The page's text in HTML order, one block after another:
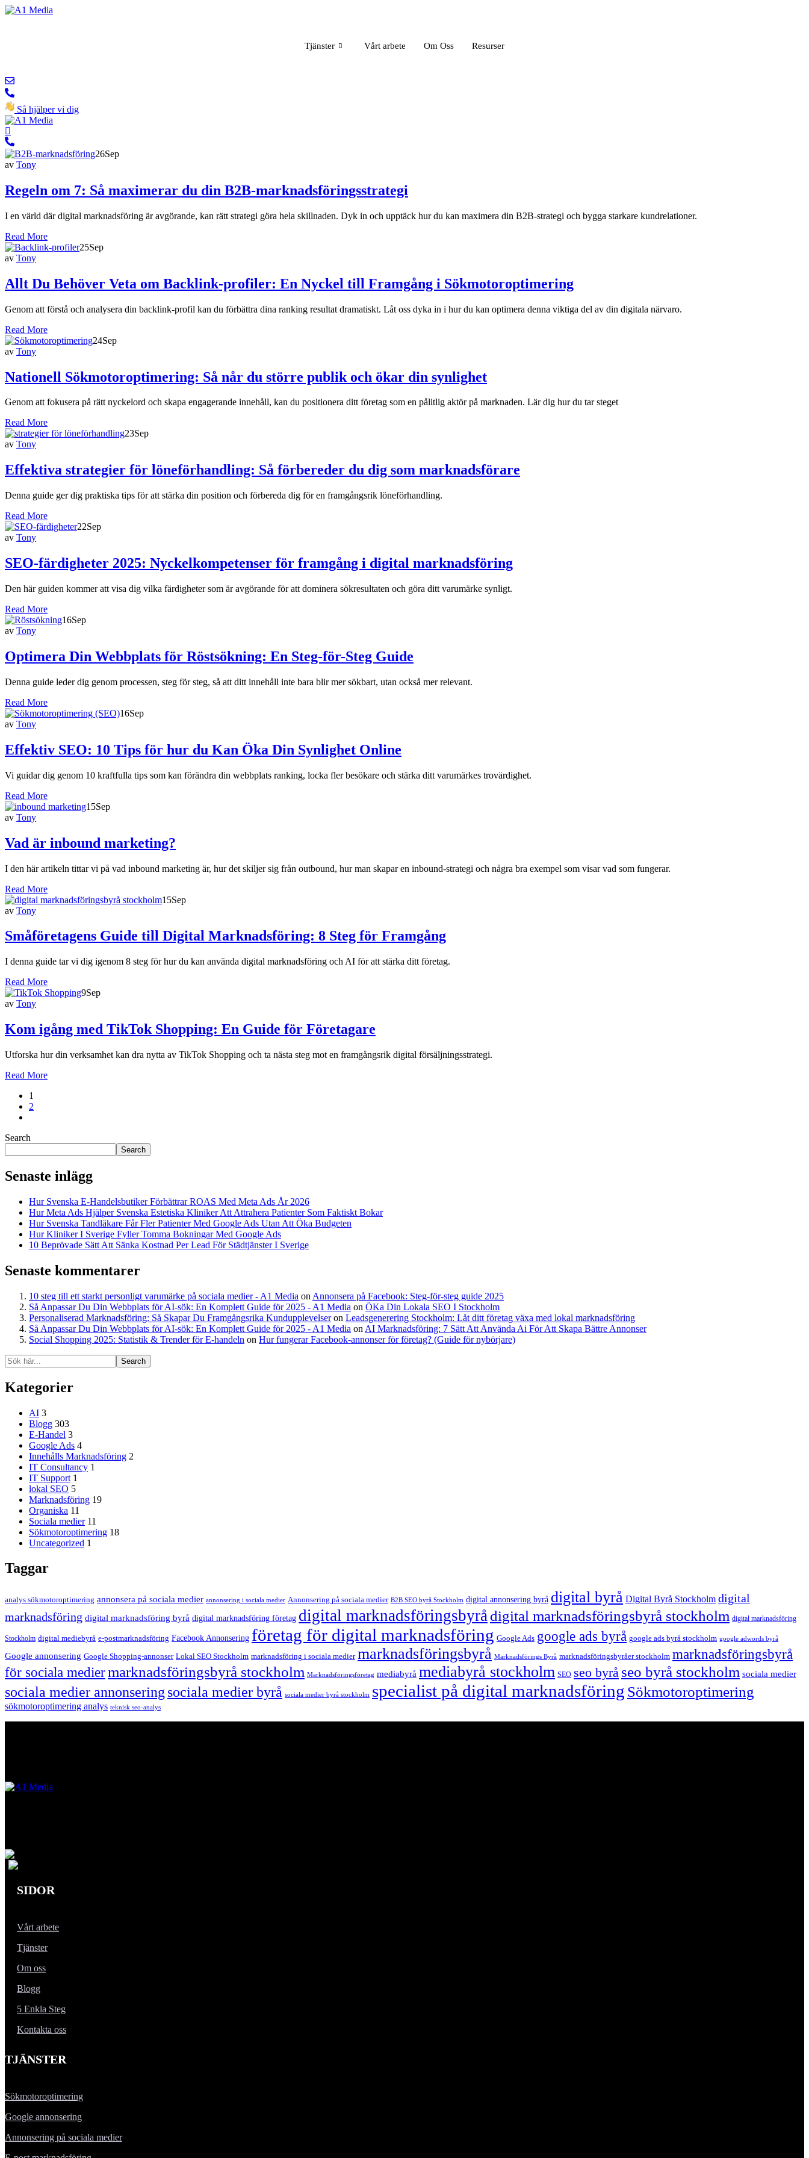
Tjänster Vårt arbete Om Oss Resurser
Så hjälper vi dig
26Sep
av Tony
Regeln om 7: Så maximerar du din B2B-marknadsföringsstrategi
I en värld där digital marknadsföring är avgörande, kan rätt strategi göra hela skillnaden. Dyk in och upptäck hur du kan maximera din B2B-strategi och bygga starkare kundrelationer.
Read More
25Sep
av Tony
Allt Du Behöver Veta om Backlink-profiler: En Nyckel till Framgång i Sökmotoroptimering
Genom att förstå och analysera din backlink-profil kan du förbättra dina ranking resultat dramatiskt. Låt oss dyka in i hur du kan optimera denna viktiga del av din digitala närvaro.
Read More
24Sep
av Tony
Nationell Sökmotoroptimering: Så når du större publik och ökar din synlighet
Genom att fokusera på rätt nyckelord och skapa engagerande innehåll, kan du positionera ditt företag som en pålitlig aktör på marknaden. Lär dig hur du tar steget
Read More
23Sep
av Tony
Effektiva strategier för löneförhandling: Så förbereder du dig som marknadsförare
Denna guide ger dig praktiska tips för att stärka din position och förbereda dig för en framgångsrik löneförhandling.
Read More
22Sep
av Tony
SEO-färdigheter 2025: Nyckelkompetenser för framgång i digital marknadsföring
Den här guiden kommer att visa dig vilka färdigheter som är avgörande för att dominera sökresultaten och göra ditt varumärke synligt.
Read More
16Sep
av Tony
Optimera Din Webbplats för Röstsökning: En Steg-för-Steg Guide
Denna guide leder dig genom processen, steg för steg, så att ditt innehåll inte bara blir mer sökbart, utan också mer relevant.
Read More
16Sep
av Tony
Effektiv SEO: 10 Tips för hur du Kan Öka Din Synlighet Online
Vi guidar dig genom 10 kraftfulla tips som kan förändra din webbplats ranking, locka fler besökare och stärka ditt varumärkes trovärdighet.
Read More
15Sep
av Tony
Vad är inbound marketing?
I den här artikeln tittar vi på vad inbound marketing är, hur det skiljer sig från outbound, hur man skapar en inbound-strategi och några bra exempel som visar vad som fungerar.
Read More
15Sep
av Tony
Småföretagens Guide till Digital Marknadsföring: 8 Steg för Framgång
I denna guide tar vi dig igenom 8 steg för hur du kan använda digital marknadsföring och AI för att stärka ditt företag.
Read More
9Sep
av Tony
Kom igång med TikTok Shopping: En Guide för Företagare
Utforska hur din verksamhet kan dra nytta av TikTok Shopping och ta nästa steg mot en framgångsrik digital försäljningsstrategi.
Read More
1
2
Search
Search
Senaste inlägg
Hur Svenska E-Handelsbutiker Förbättrar ROAS Med Meta Ads År 2026
Hur Meta Ads Hjälper Svenska Estetiska Kliniker Att Attrahera Patienter Som Faktiskt Bokar
Hur Svenska Tandläkare Får Fler Patienter Med Google Ads Utan Att Öka Budgeten
Hur Kliniker I Sverige Fyller Tomma Bokningar Med Google Ads
10 Beprövade Sätt Att Sänka Kostnad Per Lead För Städtjänster I Sverige
Senaste kommentarer
10 steg till ett starkt personligt varumärke på sociala medier - A1 Media on Annonsera på Facebook: Steg-för-steg guide 2025
Så Anpassar Du Din Webbplats för AI-sök: En Komplett Guide för 2025 - A1 Media on ÖKa Din Lokala SEO I Stockholm
Personaliserad Marknadsföring: Så Skapar Du Framgångsrika Kundupplevelseron Leadsgenerering Stockholm: Låt ditt företag växa med lokal marknadsföring
Så Anpassar Du Din Webbplats för AI-sök: En Komplett Guide för 2025 - A1 Media on AI Marknadsföring: 7 Sätt Att Använda Ai För Att Skapa Bättre Annonser
Social Shopping 2025: Statistik & Trender för E-handeln on Hur fungerar Facebook-annonser för företag? (Guide för nybörjare)
Search
Kategorier
AI 3
Blogg 303
E-Handel 3
Google Ads 4
Innehålls Marknadsföring 2
IT Consultancy 1
IT Support 1
lokal SEO 5
Marknadsföring 19
Organiska 11
Sociala medier 11
Sökmotoroptimering 18
Uncategorized 1
Taggar
analys sökmotoroptimering annonsera på sociala medier annonsering i sociala medier Annonsering på sociala medier B2B SEO byrå Stockholm digital annonsering byrå digital byrå Digital Byrå Stockholm digital
marknadsföring digital marknadsföring byrå digital marknadsföring företag digital marknadsföringsbyrådigital marknadsföringsbyrå stockholm digital marknadsföring
Stockholm digital mediebyrå e-postmarknadsföring Facebook Annonsering företag för digital marknadsföring Google Ads google ads byrå google ads byrå stockholm google adwords byrå
Google annonsering Google Shopping-annonser Lokal SEO Stockholm marknadsföring i sociala medier marknadsföringsbyrå Marknadsförings Byrå marknadsföringsbyråer stockholm marknadsföringsbyrå
för sociala mediermarknadsföringsbyrå stockholm Marknadsföringsföretag mediabyrå mediabyrå stockholm SEO seo byrå seo byrå stockholm sociala medier
sociala medier annonseringsociala medier byrå sociala medier byrå stockholm specialist på digital marknadsföring Sökmotoroptimering
sökmotoroptimering analys teknisk seo-analys
SIDOR
Vårt arbete
Tjänster
Om oss
Blogg
5 Enkla Steg
Kontakta oss
TJÄNSTER
Sökmotoroptimering
Google annonsering
Annonsering på sociala medier